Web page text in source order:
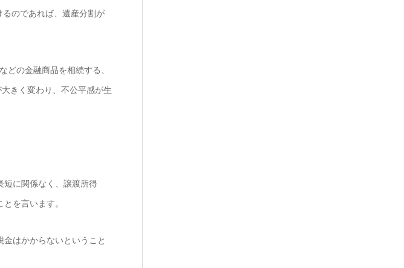
のであれば、遺産分割が
どの金融商品を相続する、
きく変わり、不公平感が生
短に関係なく、譲渡所得
を言います。
はかからないということ